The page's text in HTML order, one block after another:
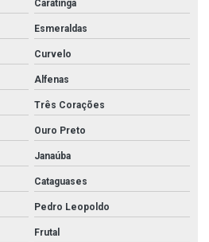
Caratinga
Esmeraldas
Curvelo
Alfenas
Três Corações
Ouro Preto
Janaúba
Cataguases
Pedro Leopoldo
Frutal